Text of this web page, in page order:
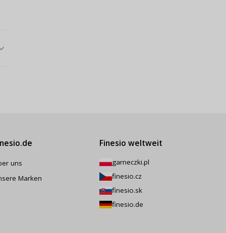
uns
Marken
Finesio weltweit
garneczki.pl
finesio.cz
finesio.sk
finesio.de